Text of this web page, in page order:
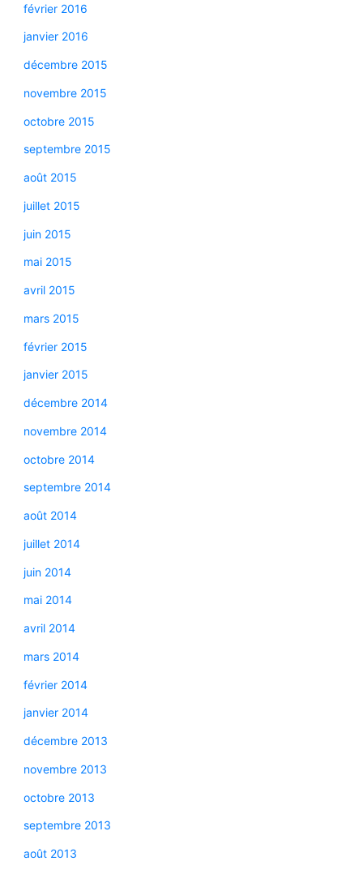
février 2016
janvier 2016
décembre 2015
novembre 2015
octobre 2015
septembre 2015
août 2015
juillet 2015
juin 2015
mai 2015
avril 2015
mars 2015
février 2015
janvier 2015
décembre 2014
novembre 2014
octobre 2014
septembre 2014
août 2014
juillet 2014
juin 2014
mai 2014
avril 2014
mars 2014
février 2014
janvier 2014
décembre 2013
novembre 2013
octobre 2013
septembre 2013
août 2013